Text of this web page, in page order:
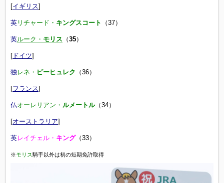
[イギリス]
英 リチャード・ キングスコート （37）
英ルーク・ モリス （35）
[ ドイツ]
独レネ・ ピーヒュレク （36）
[フランス]
仏オーレリアン・ ルメートル（34）
[オーストラリア]
英レイチェル・ キング（33）
※モリス騎手以外は初の短期免許取得